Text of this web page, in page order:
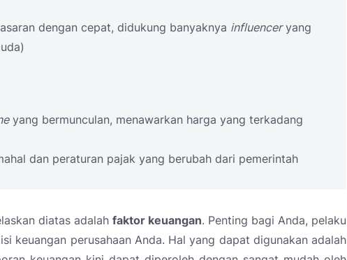
dengan cepat, didukung banyaknya influenceryang
yang bermunculan, menawarkan harga yang terkadang
dan peraturan pajak yang berubah dari pemerintah
diatas adalah faktor keuangan. Penting bagi Anda, pelaku
keuangan perusahaan Anda. Hal yang dapat digunakan adalah